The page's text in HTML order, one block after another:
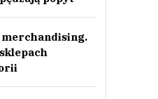
merchandising.